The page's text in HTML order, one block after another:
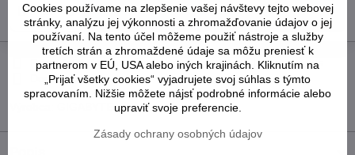
Do košíka
Pridať k Obľúbeným Otázka k produktu
Strážny pes
Doručenia
Cookies používame na zlepšenie vašej návštevy tejto webovej
stránky, analýzu jej výkonnosti a zhromažďovanie údajov o jej
používaní. Na tento účel môžeme použiť nástroje a služby
tretích strán a zhromaždené údaje sa môžu preniesť k
partnerom v EÚ, USA alebo iných krajinách. Kliknutím na
„Prijať všetky cookies“ vyjadrujete svoj súhlas s týmto
spracovaním. Nižšie môžete nájsť podrobné informácie alebo
upraviť svoje preferencie.
Zásady ochrany osobných údajov